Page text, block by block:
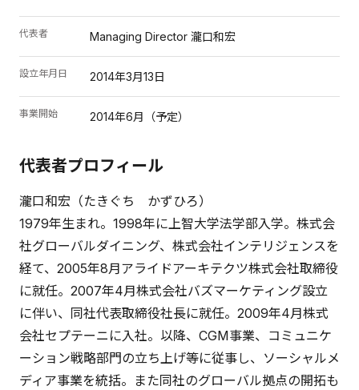
代表者 Managing Director 瀧口和宏
設立年月日 2014年3月13日
事業開始 2014年6月（予定）
代表者プロフィール
瀧口和宏（たきぐち かずひろ）
1979年生まれ。1998年に上智大学法学部入学。株式会
社グローバルダイニング、株式会社インテリジェンスを
経て、2005年8月アライドアーキテクツ株式会社取締役
に就任。2007年4月株式会社バズマーケティング設立
に伴い、同社代表取締役社長に就任。2009年4月株式
会社セプテーニに入社。以降、CGM事業、コミュニケ
ーション戦略部門の立ち上げ等に従事し、ソーシャルメ
ディア事業を統括。また同社のグローバル拠点の開拓も